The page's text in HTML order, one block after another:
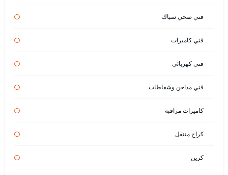
فني صحي سباك
فني كاميرات
فني كهربائي
فني مداخن وشفاطات
كاميرات مراقبة
كراج متنقل
كرين